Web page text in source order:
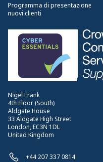
Nigel Frank
4th Floor (South)
Aldgate House
33 Aldgate High Street
London, EC3N 1DL
United Kingdom
+44 207 337 0814
Programma di presentazione
nuovi clienti